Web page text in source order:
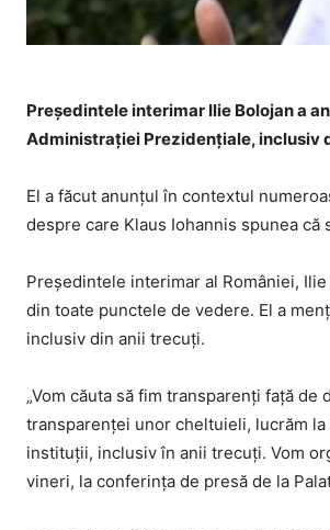
Preşedintele interimar Ilie Bolojan a
Administrației Prezidențiale, inclusiv
El a făcut anunţul în contextul
despre care Klaus Iohannis spunea că
Preşedintele interimar al României,
din toate punctele de vedere. El a
inclusiv din anii trecuţi.
„Vom căuta să fim transparenţi faţă
transparenţei unor cheltuieli, lucrăm
instituţii, inclusiv în anii trecuţi. Vom
vineri, la conferința de presă de la